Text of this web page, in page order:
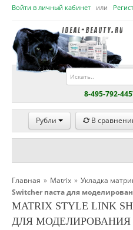
Войти в личный кабинет или
8-495-792-
Рубли В
Главная » Matrix » Укладка
Switcher паста для
MATRIX STYLE LINK
ДЛЯ МОДЕЛИРОВАНИЯ